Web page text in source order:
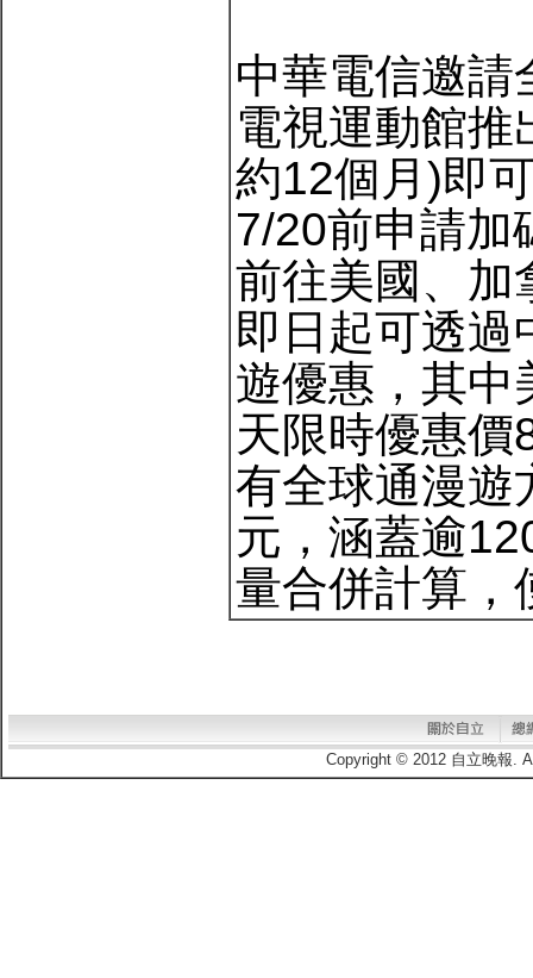
中華電信邀請
電視運動館
約12個月)即
7/20前申請加
前往美國、加
即日起可透過
遊優惠，其中
天限時優惠價
有全球通漫遊
元，涵蓋逾
量合併計算，
Copyright © 2012 自立晚報.